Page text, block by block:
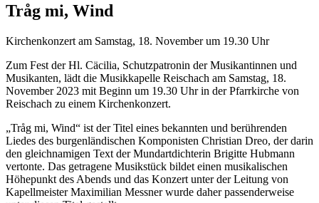
Tråg mi, Wind
Kirchenkonzert am Samstag, 18. November um 19.30 Uhr
Zum Fest der Hl. Cäcilia, Schutzpatronin der Musikantinnen und
Musikanten, lädt die Musikkapelle Reischach am Samstag, 18.
November 2023 mit Beginn um 19.30 Uhr in der Pfarrkirche von
Reischach zu einem Kirchenkonzert.
„Tråg mi, Wind“ ist der Titel eines bekannten und berührenden
Liedes des burgenländischen Komponisten Christian Dreo, der darin
den gleichnamigen Text der Mundartdichterin Brigitte Hubmann
vertonte. Das getragene Musikstück bildet einen musikalischen
Höhepunkt des Abends und das Konzert unter der Leitung von
Kapellmeister Maximilian Messner wurde daher passenderweise